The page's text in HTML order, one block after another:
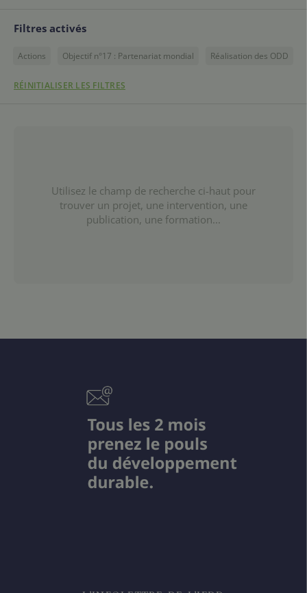
Filtres activés
Actions Objectif n°17 : Partenariat mondial Réalisation des ODD
RÉINITIALISER LES FILTRES
Utilisez le champ de recherche ci-haut pour
trouver un projet, une intervention, une
publication, une formation...